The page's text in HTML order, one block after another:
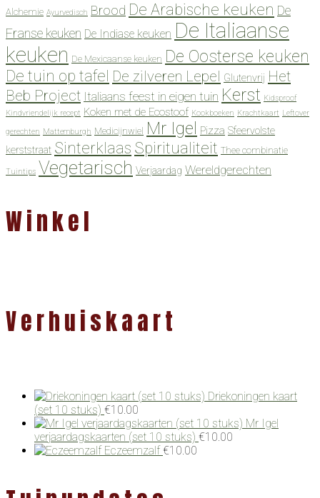
Alchemie Ayurvedisch Brood De Arabische keuken De
Franse keuken De Indiase keuken De Italiaanse
keuken De Mexicaanse keuken De Oosterse keuken
De tuin op tafel De zilveren Lepel Glutenvrij Het
Beb Project Italiaans feest in eigen tuin Kerst Kidsproof
Kindvriendelijk recept Koken met de Ecostoof Kookboeken Krachtkaart Leftover
gerechten Mattemburgh Medicijnwiel Mr Igel Pizza Sfeervolste
kerststraat Sinterklaas Spiritualiteit Thee combinatie
Tuintips Vegetarisch Verjaardag Wereldgerechten
Winkel
Verhuiskaart
Driekoningen kaart
(set 10 stuks) €10.00
Mr Igel
verjaardagskaarten (set 10 stuks) €10.00
Eczeemzalf €10.00